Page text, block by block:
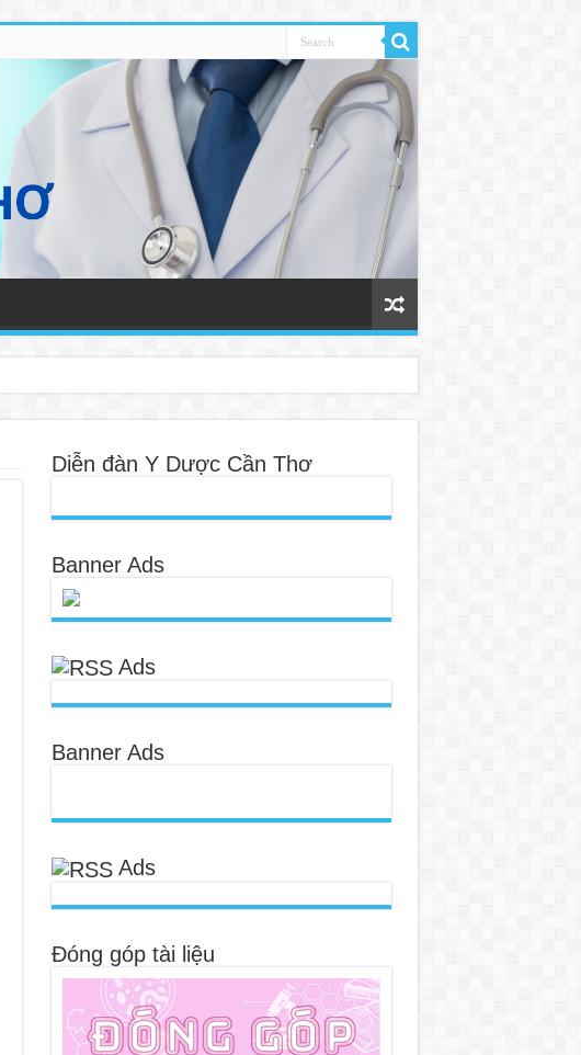
Diễn đàn Y Dược Cần Thơ
Banner Ads
Ads
Banner Ads
Ads
Đóng góp tài liệu